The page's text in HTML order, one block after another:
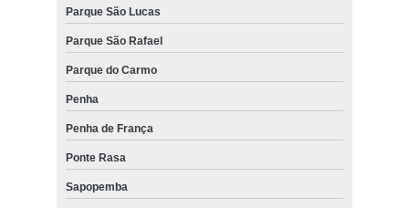
Parque São Lucas
Parque São Rafael
Parque do Carmo
Penha
Penha de França
Ponte Rasa
Sapopemba